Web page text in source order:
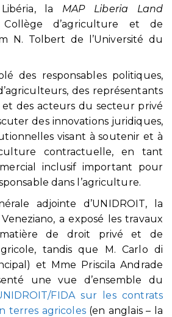
la MAP Liberia Land
d’agriculture et de
N. Tolbert de l’Université du
des responsables politiques,
des représentants
et des acteurs du secteur privé
des innovations juridiques,
visant à soutenir et à
contractuelle, en tant
inclusif important pour
dans l’agriculture.
adjointe d’UNIDROIT, la
a exposé les travaux
de droit privé et de
tandis que M. Carlo di
et Mme Priscila Andrade
une vue d’ensemble du
FIDA sur les contrats
terres agricoles(en anglais – la